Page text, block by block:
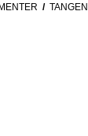
/